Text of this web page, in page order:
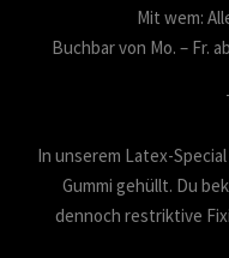
Mit wem:
Buchbar von Mo. – Fr.
In unserem Latex-
Gummi gehüllt. Du
dennoch restriktive